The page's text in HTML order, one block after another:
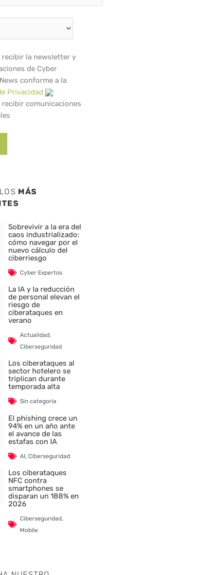
recibir la newsletter y
de Cyber
conforme a la
Privacidad
recibir comunicaciones
MÁS
Sobrevivir a la era del
caos industrializado:
cómo navegar por el
nuevo cálculo del
ciberriesgo
Cyber Expertos
La IA y la reducción
de personal elevan el
riesgo de
ciberataques en
verano
Actualidad,
Ciberseguridad
Los ciberataques al
sector hotelero se
triplican durante
temporada alta
Sin categoría
El phishing crece un
94% en un año ante
el avance de las
estafas con IA
AI,Ciberseguridad
Los ciberataques
NFC contra
smartphones se
disparan un 188% en
2026
Ciberseguridad,
Mobile